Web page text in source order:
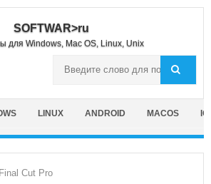
SOFTWAR>ru
для Windows, Mac OS, Linux, Unix
LINUX ANDROID MACOS
Cut Pro